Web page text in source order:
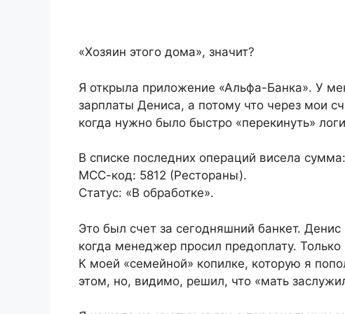
«Хозяин этого дома», значит?
Я открыла приложение «Альфа-Банка». У
зарплаты Дениса, а потому что через мои
когда нужно было быстро «перекинуть»
В списке последних операций висела
МСС-код: 5812 (Рестораны).
Статус: «В обработке».
Это был счет за сегодняшний банкет.
когда менеджер просил предоплату.
К моей «семейной» копилке, которую я
этом, но, видимо, решил, что «мать